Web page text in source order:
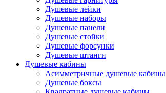
Душевые лейки
Душевые наборы
Душевые панели
Душевые стойки
Душевые форсунки
Душевые штанги
Душевые кабины
Асимметричные душевые кабины
Душевые боксы